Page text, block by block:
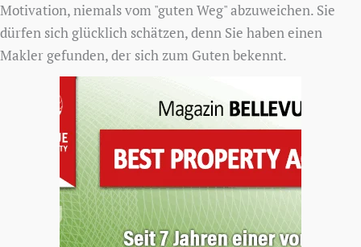
Motivation, niemals vom "guten Weg" abzuweichen. Sie
dürfen sich glücklich schätzen, denn Sie haben einen
Makler gefunden, der sich zum Guten bekennt.